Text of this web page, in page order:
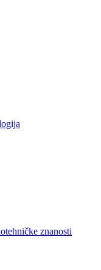
znanosti